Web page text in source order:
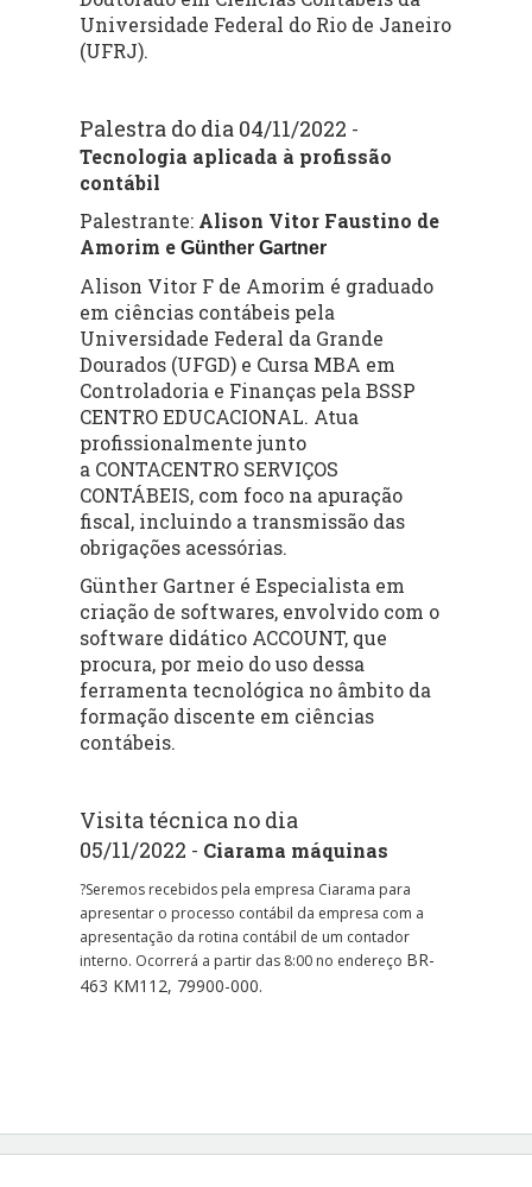
Universidade Federal do Rio de Janeiro
(UFRJ).
Palestra do dia 04/11/2022 -
Tecnologia aplicada à profissão
contábil
Palestrante: Alison Vitor Faustino de
Amorim eGünther Gartner
Alison Vitor F de Amorim é graduado
em ciências contábeis pela
Universidade Federal da Grande
Dourados (UFGD) e Cursa MBA em
Controladoria e Finanças pela BSSP
CENTRO EDUCACIONAL. Atua
profissionalmente junto
a CONTACENTRO SERVIÇOS
CONTÁBEIS, com foco na apuração
fiscal, incluindo a transmissão das
obrigações acessórias.
Günther Gartner é Especialista em
criação de softwares, envolvido com o
software didático ACCOUNT, que
procura, por meio do uso dessa
ferramenta tecnológica no âmbito da
formação discente em ciências
contábeis.
Visita técnica no dia
05/11/2022 - Ciarama máquinas
?Seremos recebidos pela empresa Ciarama para
apresentar o processo contábil da empresa com a
apresentação da rotina contábil de um contador
interno. Ocorrerá a partir das 8:00 no endereço BR-
463 KM112, 79900-000.